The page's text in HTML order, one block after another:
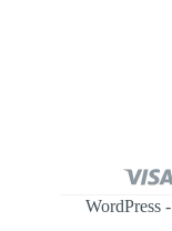
Copyright © 2026 شركة الوسام الإمارات - WordPress